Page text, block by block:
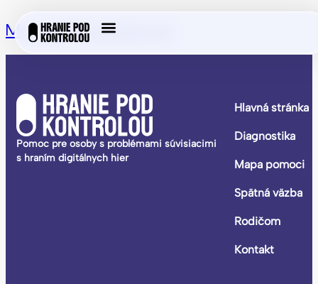
Mgr. Martina Bottová
Pomoc pre osoby s problémami súvisiacimi
s hraním digitálnych hier
Hlavná stránka
Diagnostika
Mapa pomoci
Spätná väzba
Rodičom
Kontakt